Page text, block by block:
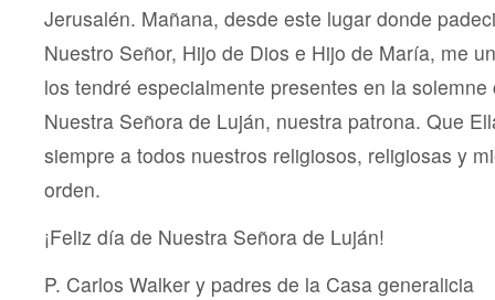
Jerusalén. Mañana, desde este lugar donde
Nuestro Señor, Hijo de Dios e Hijo de María, me
los tendré especialmente presentes en la
Nuestra Señora de Luján, nuestra patrona. Que
siempre a todos nuestros religiosos, religiosas y
orden.
¡Feliz día de Nuestra Señora de Luján!
P. Carlos Walker y padres de la Casa generalicia